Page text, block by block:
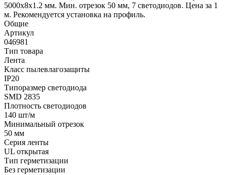
5000x8x1.2 мм. Мин. отрезок 50 мм, 7 светодиодов. Цена за 1
м. Рекомендуется установка на профиль.
Общие
Артикул
046981
Тип товара
Лента
Класс пылевлагозащиты
IP20
Типоразмер светодиода
SMD 2835
Плотность светодиодов
140 шт/м
Минимальный отрезок
50 мм
Серия ленты
UL открытая
Тип герметизации
Без герметизации